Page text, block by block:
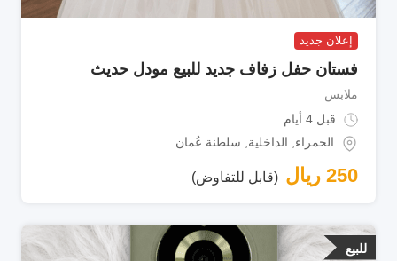
إعلان جديد
فستان حفل زفاف جديد للبيع مودل حديث
ملابس
قبل 4 أيام
الحمراء, الداخلية, سلطنة عُمان
250 ريال (قابل للتفاوض)
للبيع